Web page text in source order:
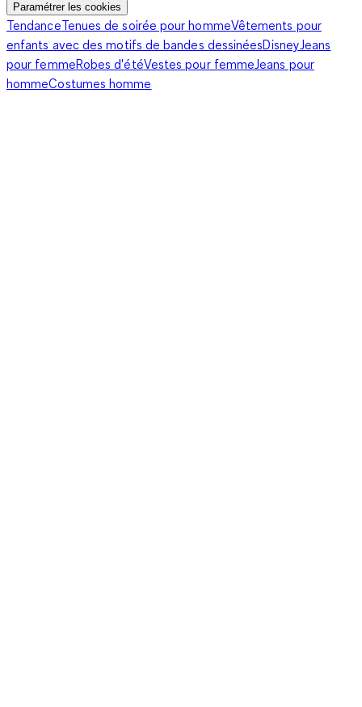
Paramétrer les cookies
TendanceTenues de soirée pour hommeVêtements pour
enfants avec des motifs de bandes dessinéesDisneyJeans
pour femmeRobes d'étéVestes pour femmeJeans pour
hommeCostumes homme